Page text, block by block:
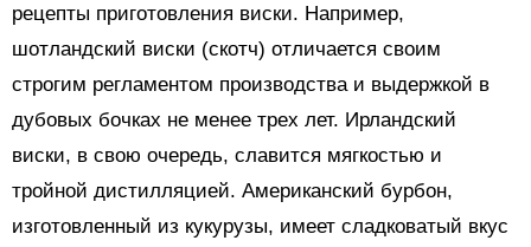
рецепты приготовления виски. Например,
шотландский виски (скотч) отличается своим
строгим регламентом производства и выдержкой в
дубовых бочках не менее трех лет. Ирландский
виски, в свою очередь, славится мягкостью и
тройной дистилляцией. Американский бурбон,
изготовленный из кукурузы, имеет сладковатый вкус